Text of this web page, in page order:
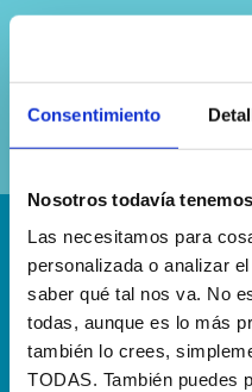
Consentimiento
Nosotros todavía
Las necesitamos para
personalizada o analizar
saber qué tal nos va. No
todas, aunque es lo más
también lo crees,
TODAS. También puedes
privacidad